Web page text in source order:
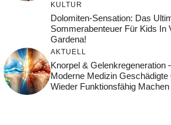
KULTUR
Dolomiten-Sensation: Das
Sommerabenteuer Für Kids In
Gardena!
AKTUELL
Knorpel & Gelenkregeneration
Moderne Medizin Geschädigte
Wieder Funktionsfähig